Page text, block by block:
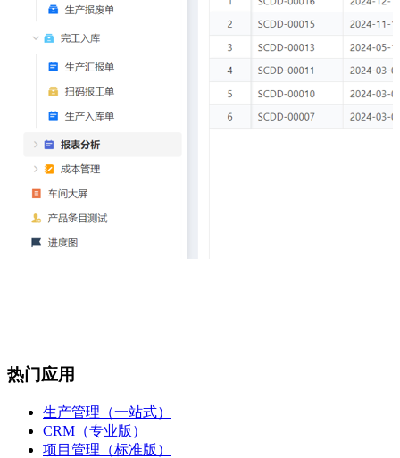
热门应用
生产管理（一站式）
CRM（专业版）
项目管理（标准版）